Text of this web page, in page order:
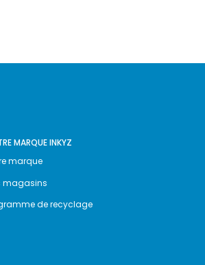
MARQUE INKYZ
marque
magasins
de recyclage